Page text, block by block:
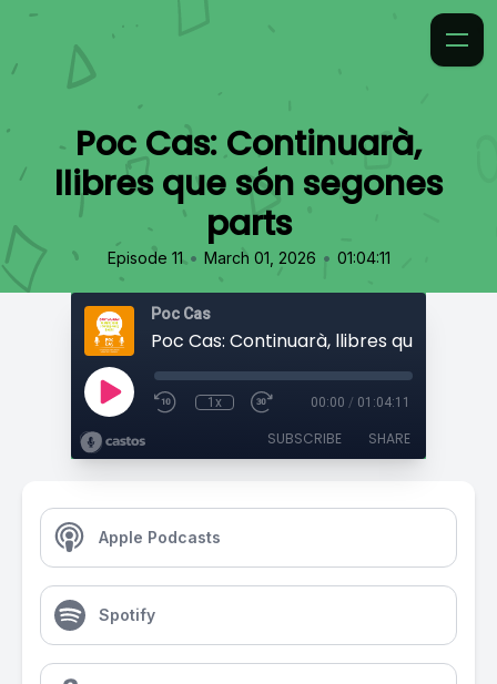
Poc Cas: Continuarà,
llibres que són segones
parts
Episode 11 • March 01, 2026 • 01:04:11
Poc Cas
1x 00:00 / 01:04:11
SUBSCRIBE SHARE
Apple Podcasts
Spotify